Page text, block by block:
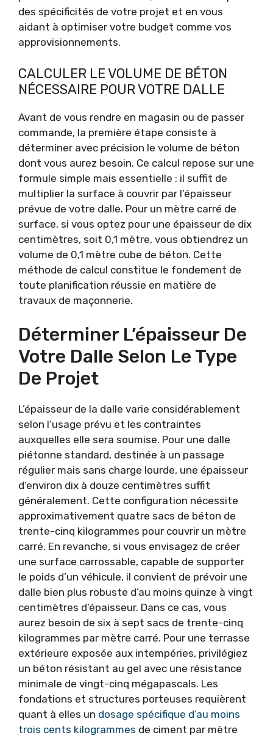
des spécificités de votre projet et en vous
aidant à optimiser votre budget comme vos
approvisionnements.
CALCULER LE VOLUME DE BÉTON
NÉCESSAIRE POUR VOTRE DALLE
Avant de vous rendre en magasin ou de passer
commande, la première étape consiste à
déterminer avec précision le volume de béton
dont vous aurez besoin. Ce calcul repose sur une
formule simple mais essentielle : il suffit de
multiplier la surface à couvrir par l’épaisseur
prévue de votre dalle. Pour un mètre carré de
surface, si vous optez pour une épaisseur de dix
centimètres, soit 0,1 mètre, vous obtiendrez un
volume de 0,1 mètre cube de béton. Cette
méthode de calcul constitue le fondement de
toute planification réussie en matière de
travaux de maçonnerie.
Déterminer L’épaisseur De
Votre Dalle Selon Le Type
De Projet
L’épaisseur de la dalle varie considérablement
selon l’usage prévu et les contraintes
auxquelles elle sera soumise. Pour une dalle
piétonne standard, destinée à un passage
régulier mais sans charge lourde, une épaisseur
d’environ dix à douze centimètres suffit
généralement. Cette configuration nécessite
approximativement quatre sacs de béton de
trente-cinq kilogrammes pour couvrir un mètre
carré. En revanche, si vous envisagez de créer
une surface carrossable, capable de supporter
le poids d’un véhicule, il convient de prévoir une
dalle bien plus robuste d’au moins quinze à vingt
centimètres d’épaisseur. Dans ce cas, vous
aurez besoin de six à sept sacs de trente-cinq
kilogrammes par mètre carré. Pour une terrasse
extérieure exposée aux intempéries, privilégiez
un béton résistant au gel avec une résistance
minimale de vingt-cinq mégapascals. Les
fondations et structures porteuses requièrent
quant à elles un dosage spécifique d’au moins
trois cents kilogrammes de ciment par mètre